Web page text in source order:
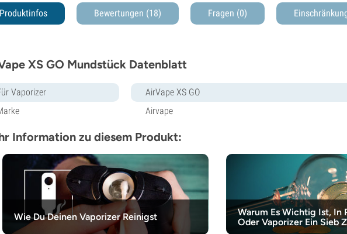
Produktinfos Bewertungen (18) Fragen (0)
XS GO Mundstück Datenblatt
Vaporizer
AirVape XS GO
Airvape
Information zu diesem Produkt:
Wie Du Deinen Vaporizer Reinigst
Warum Es Wichtig Ist, In
Oder Vaporizer Ein Sieb